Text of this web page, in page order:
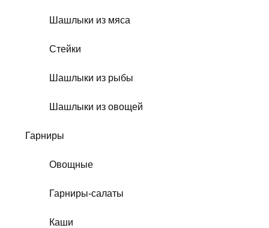
Шашлыки из мяса
Стейки
Шашлыки из рыбы
Шашлыки из овощей
Гарниры
Овощные
Гарниры-салаты
Каши